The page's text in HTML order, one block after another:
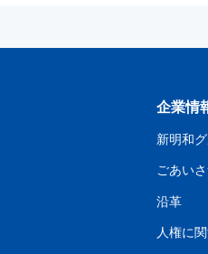
企業情
新明和
ごあい
沿革
人権に